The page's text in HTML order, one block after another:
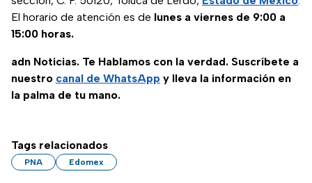
El horario de atención es de lunes a viernes de 9:00 a
15:00 horas.
adn Noticias. Te Hablamos con la verdad. Suscríbete a
nuestro canal de WhatsApp y lleva la información en
la palma de tu mano.
Tags relacionados
PNA Edomex